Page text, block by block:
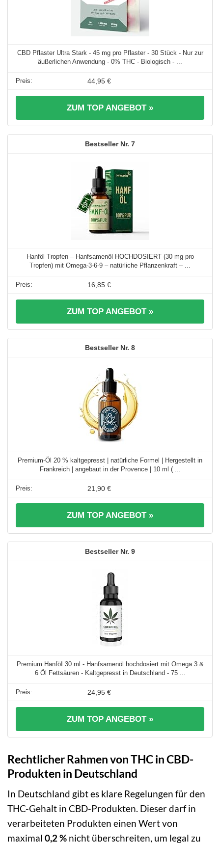
CBD Pflaster Ultra Stark - 45 mg pro Pflaster - 30 Stück - Nur zur
äußerlichen Anwendung - 0% THC - Biologisch - ...
44,95 €
ZUM TOP ANGEBOT »
7
Hanföl Tropfen – Hanfsamenöl HOCHDOSIERT (30 mg pro
Tropfen) mit Omega-3-6-9 – natürliche Pflanzenkraft – ...
16,85 €
ZUM TOP ANGEBOT »
8
Premium-Öl 20 % kaltgepresst | natürliche Formel | Hergestellt in
Frankreich | angebaut in der Provence | 10 ml ( ...
21,90 €
ZUM TOP ANGEBOT »
9
Premium HanföI 30 ml - Hanfsamenöl hochdosiert mit Omega 3 &
6 Öl Fettsäuren - Kaltgepresst in Deutschland - 75 ...
24,95 €
ZUM TOP ANGEBOT »
Rechtlicher Rahmen von THC in CBD-
Produkten in Deutschland
In Deutschland gibt es klare Regelungen für den
THC-Gehalt in CBD-Produkten. Dieser darf in
verarbeiteten Produkten einen Wert von
maximal 0,2 % nicht überschreiten, um legal zu